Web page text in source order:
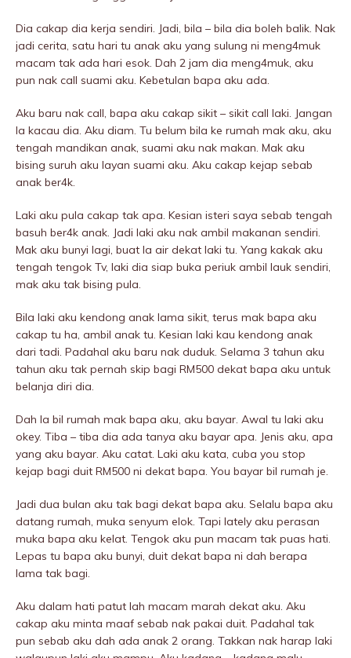
Dia cakap dia kerja sendiri. Jadi, bila – bila dia boleh balik. Nak
jadi cerita, satu hari tu anak aku yang sulung ni meng4muk
macam tak ada hari esok. Dah 2 jam dia meng4muk, aku
pun nak call suami aku. Kebetulan bapa aku ada.
Aku baru nak call, bapa aku cakap sikit – sikit call laki. Jangan
la kacau dia. Aku diam. Tu belum bila ke rumah mak aku, aku
tengah mandikan anak, suami aku nak makan. Mak aku
bising suruh aku layan suami aku. Aku cakap kejap sebab
anak ber4k.
Laki aku pula cakap tak apa. Kesian isteri saya sebab tengah
basuh ber4k anak. Jadi laki aku nak ambil makanan sendiri.
Mak aku bunyi lagi, buat la air dekat laki tu. Yang kakak aku
tengah tengok Tv, laki dia siap buka periuk ambil lauk sendiri,
mak aku tak bising pula.
Bila laki aku kendong anak lama sikit, terus mak bapa aku
cakap tu ha, ambil anak tu. Kesian laki kau kendong anak
dari tadi. Padahal aku baru nak duduk. Selama 3 tahun aku
tahun aku tak pernah skip bagi RM500 dekat bapa aku untuk
belanja diri dia.
Dah la bil rumah mak bapa aku, aku bayar. Awal tu laki aku
okey. Tiba – tiba dia ada tanya aku bayar apa. Jenis aku, apa
yang aku bayar. Aku catat. Laki aku kata, cuba you stop
kejap bagi duit RM500 ni dekat bapa. You bayar bil rumah je.
Jadi dua bulan aku tak bagi dekat bapa aku. Selalu bapa aku
datang rumah, muka senyum elok. Tapi lately aku perasan
muka bapa aku kelat. Tengok aku pun macam tak puas hati.
Lepas tu bapa aku bunyi, duit dekat bapa ni dah berapa
lama tak bagi.
Aku dalam hati patut lah macam marah dekat aku. Aku
cakap aku minta maaf sebab nak pakai duit. Padahal tak
pun sebab aku dah ada anak 2 orang. Takkan nak harap laki